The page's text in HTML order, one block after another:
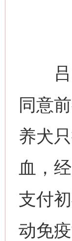
吕某
同意
养犬
血，
支付
动免